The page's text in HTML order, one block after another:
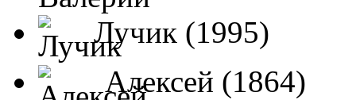
Лучик (1995)
Алексей (1864)